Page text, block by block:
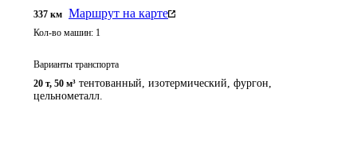
337 км Маршрут на карте
Кол-во машин: 1
Варианты транспорта
20 т, 50 м³ тентованный, изотермический, фургон,
цельнометалл.